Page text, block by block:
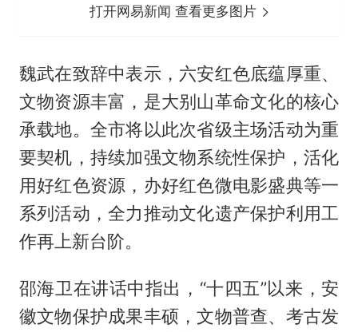
打开网易新闻 查看更多图片
魏武在致辞中表示，六安红色底蕴厚重、
文物资源丰富，是大别山革命文化的核心
承载地。全市将以此次省级主场活动为重
要契机，持续加强文物系统性保护，活化
用好红色资源，办好红色微电影盛典等一
系列活动，全力推动文化遗产保护利用工
作再上新台阶。
邵海卫在讲话中指出，“十四五”以来，安
徽文物保护成果丰硕，文物普查、考古发